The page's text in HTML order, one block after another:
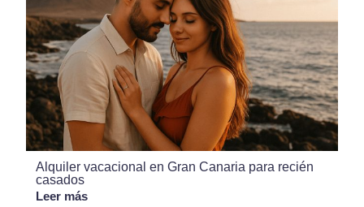
Alquiler vacacional en Gran Canaria para recién
casados
Leer más